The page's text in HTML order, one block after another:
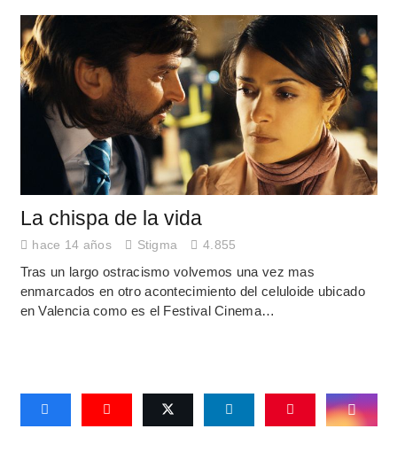
La chispa de la vida
hace 14 años Stigma 4.855
Tras un largo ostracismo volvemos una vez mas
enmarcados en otro acontecimiento del celuloide ubicado
en Valencia como es el Festival Cinema…